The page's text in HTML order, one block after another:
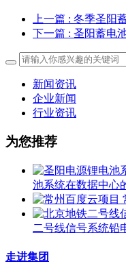
上一篇 : 冬季圣阳
下一篇 : 圣阳蓄电
新闻资讯
企业新闻
行业资讯
为您推荐
池系统在数据中心
二号线信号系统铅
走进集团